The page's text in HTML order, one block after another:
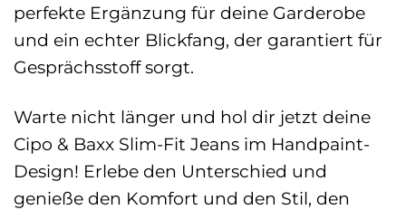
perfekte Ergänzung für deine Garderobe
und ein echter Blickfang, der garantiert für
Gesprächsstoff sorgt.
Warte nicht länger und hol dir jetzt deine
Cipo & Baxx Slim-Fit Jeans im Handpaint-
Design! Erlebe den Unterschied und
genieße den Komfort und den Stil, den